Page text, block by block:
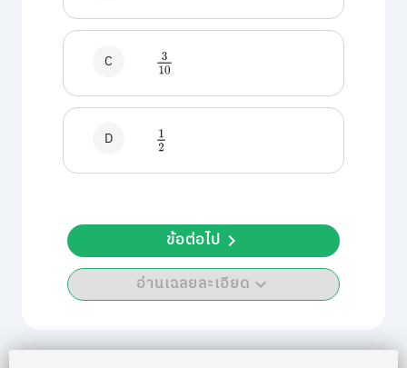
C 310
D 12
อ่านเฉลยละเอียด
ข้อต่อไป